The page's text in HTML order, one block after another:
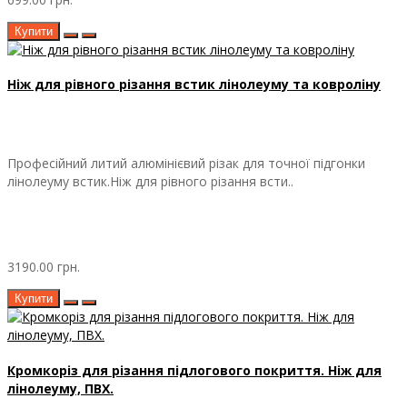
Купити
Ніж для рівного різання встик лінолеуму та ковроліну
Професійний литий алюмінієвий різак для точної підгонки
лінолеуму встик.Ніж для рівного різання всти..
3190.00 грн.
Купити
Кромкоріз для різання підлогового покриття. Ніж для
лінолеуму, ПВХ.